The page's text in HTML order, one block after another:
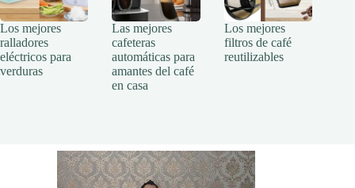
Los mejores
ralladores
eléctricos para
verduras
Las mejores
cafeteras
automáticas para
amantes del café
en casa
Los mejores
filtros de café
reutilizables